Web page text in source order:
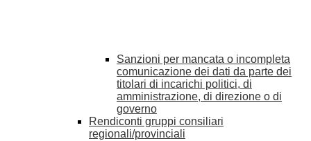
Sanzioni per mancata o incompleta
comunicazione dei dati da parte dei
titolari di incarichi politici, di
amministrazione, di direzione o di
governo
Rendiconti gruppi consiliari
regionali/provinciali